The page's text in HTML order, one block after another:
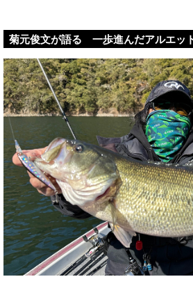
菊元俊文が語る 一歩進んだアルエッ